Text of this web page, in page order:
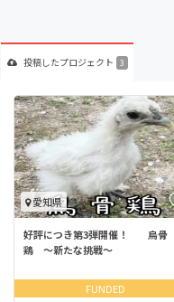
投稿したプロジェクト 3
愛知県
好評につき第3弾開催！ 烏骨
鶏 〜新たな挑戦〜
FUNDED